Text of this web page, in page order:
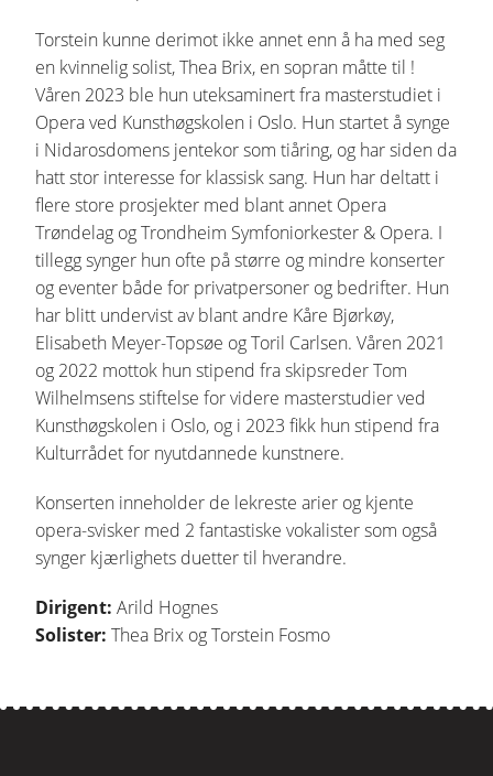
Torstein kunne derimot ikke annet enn å ha med seg
en kvinnelig solist, Thea Brix, en sopran måtte til !
Våren 2023 ble hun uteksaminert fra masterstudiet i
Opera ved Kunsthøgskolen i Oslo. Hun startet å synge
i Nidarosdomens jentekor som tiåring, og har siden da
hatt stor interesse for klassisk sang. Hun har deltatt i
flere store prosjekter med blant annet Opera
Trøndelag og Trondheim Symfoniorkester & Opera. I
tillegg synger hun ofte på større og mindre konserter
og eventer både for privatpersoner og bedrifter. Hun
har blitt undervist av blant andre Kåre Bjørkøy,
Elisabeth Meyer-Topsøe og Toril Carlsen. Våren 2021
og 2022 mottok hun stipend fra skipsreder Tom
Wilhelmsens stiftelse for videre masterstudier ved
Kunsthøgskolen i Oslo, og i 2023 fikk hun stipend fra
Kulturrådet for nyutdannede kunstnere.
Konserten inneholder de lekreste arier og kjente
opera-svisker med 2 fantastiske vokalister som også
synger kjærlighets duetter til hverandre.
Dirigent: Arild Hognes
Solister: Thea Brix og Torstein Fosmo